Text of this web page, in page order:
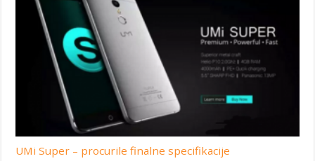
UMi Super – procurile finalne specifikacije